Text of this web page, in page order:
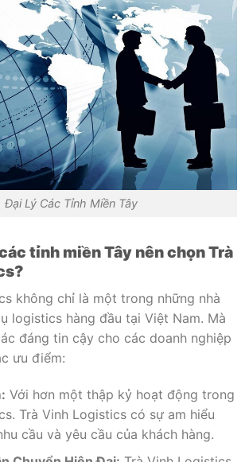
Đại Lý Các Tỉnh Miền Tây
tỉnh miền Tây nên chọn Trà
không chỉ là một trong những nhà
logistics hàng đầu tại Việt Nam. Mà
đáng tin cậy cho các doanh nghiệp
ưu điểm:
Với hơn một thập kỷ hoạt động trong
Trà Vinh Logistics có sự am hiểu
cầu và yêu cầu của khách hàng.